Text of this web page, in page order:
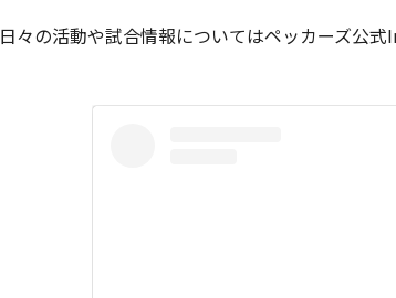
日々の活動や試合情報についてはペッカーズ公式